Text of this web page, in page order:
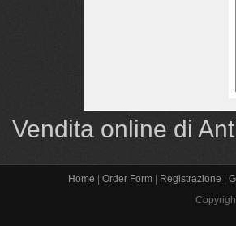
Vendita online di
Home Order Form| Registrazione